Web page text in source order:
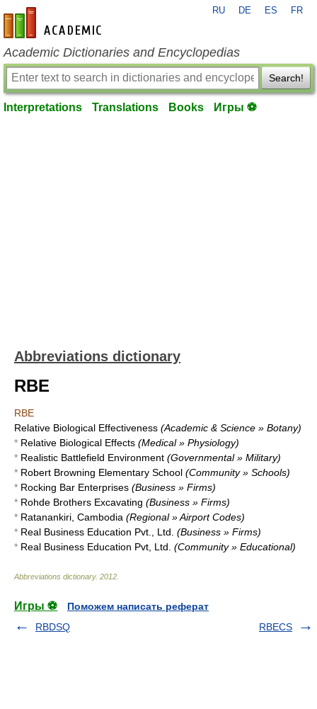
en-academic.com
RU DE ES FR
Academic Dictionaries and Encyclopedias
Search!
Interpretations Translations Books Игры ⚽
Abbreviations dictionary
RBE
RBE
Relative Biological Effectiveness (Academic & Science » Botany)
* Relative Biological Effects (Medical » Physiology)
* Realistic Battlefield Environment (Governmental » Military)
* Robert Browning Elementary School (Community » Schools)
* Rocking Bar Enterprises (Business » Firms)
* Rohde Brothers Excavating (Business » Firms)
* Ratanankiri, Cambodia (Regional » Airport Codes)
* Real Business Education Pvt., Ltd. (Business » Firms)
* Real Business Education Pvt, Ltd. (Community » Educational)
Abbreviations dictionary. 2012
Игры ⚽
Поможем написать реферат
RBDSQ
RBECS